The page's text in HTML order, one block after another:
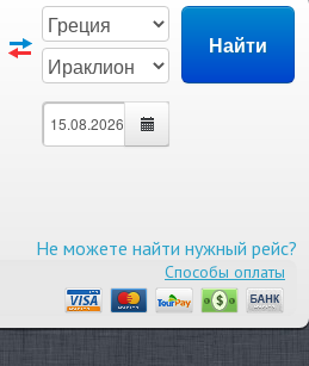
Не можете найти нужный рейс?
Способы оплаты